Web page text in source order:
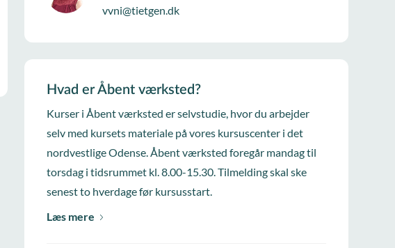
vvni@tietgen.dk
Hvad er Åbent værksted?
Kurser i Åbent værksted er selvstudie, hvor du arbejder
selv med kursets materiale på vores kursuscenter i det
nordvestlige Odense. Åbent værksted foregår mandag til
torsdag i tidsrummet kl. 8.00-15.30. Tilmelding skal ske
senest to hverdage før kursusstart.
Læs mere